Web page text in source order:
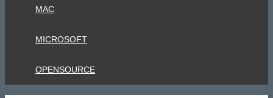
MAC
MICROSOFT
OPENSOURCE